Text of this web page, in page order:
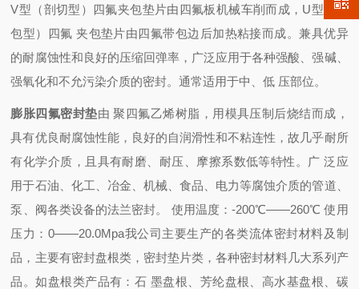
V型（剖切型）四氟夹包垫片由四氟板机械车削而成，U型（折
包型）四氟 夹包垫片由四氟带包边后加热粘接而成。兼具优异
的耐腐蚀性和良好的压缩回弹率，广泛应用于各种强酸、强碱、
强氧化和不允污染介质的密封。通常适用于中、低 压部位。
膨胀四氟密封垫由 聚四氟乙烯树脂，用模具压制后烧结而成，
具有优良耐腐蚀性能，良好的自润滑性和不粘连性，故几乎耐所
有化学介质，且具有耐磨、耐压、摩擦系数低等特性。
广 泛应
用于石油、化工、冶金、机械、食品、电力等腐蚀介质的管道、
泵、阀各类设备的法兰密封。 使用温度：-200℃——260℃ 使用
压力：0——20.0Mpa我公司主要生产的各类流体密封材料及制
品，主要有密封盘根类，密封垫片类，各种密封材料几大系列产
品。如盘根类产品有：石 墨盘根、芳纶盘根、高水基盘根、碳